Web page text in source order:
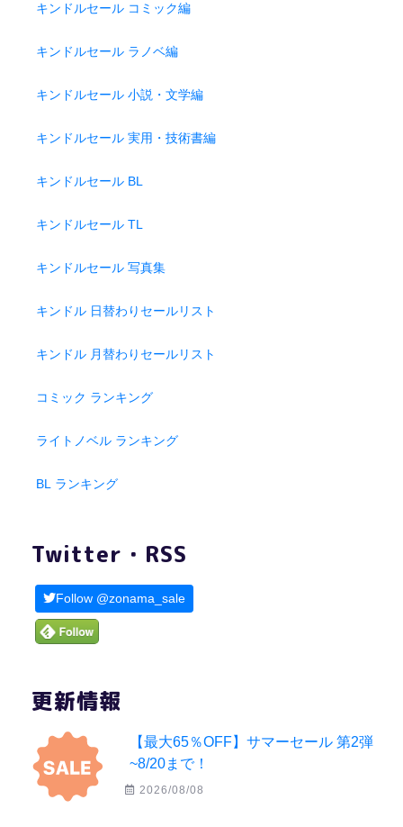
キンドルセール コミック編
キンドルセール ラノベ編
キンドルセール 小説・文学編
キンドルセール 実用・技術書編
キンドルセール BL
キンドルセール TL
キンドルセール 写真集
キンドル 日替わりセールリスト
キンドル 月替わりセールリスト
コミック ランキング
ライトノベル ランキング
BL ランキング
Twitter・RSS
Follow @zonama_sale
更新情報
【最大65％OFF】サマーセール 第2弾
~8/20まで！
2026/08/08